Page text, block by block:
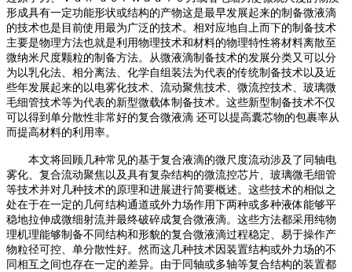
形成具有一定功能形状或结构的产物这是最早发展起来的制备微液滴
的技术也是目前使用最为广泛的技术。 相对应地自上而下的制备技术
主要是物理方法也就是利用物理技术和材料的物理特性将材料离散至
微纳米尺度颗粒的制备方法。
从微液滴制备技术的发展分类又可以分
为以乳化法、相分离法、化学自组装法为代表的传统制备技术以及近
些年发展起来的以电雾化技术、流动聚焦技术、微流控技术、玻璃微
毛细管技术等为代表的新型微载体制备技术。 这些新型制备技术不仅
可以得到单分散性非常好的复合微液滴 还可以提高囊芯物的包裹率从
而提高材料的利用率。
本文将回顾几种常见的基于复合液滴的微尺度流动涉及了同轴电
雾化、复合流动聚焦以及具有复杂结构的微流控芯片、玻璃微毛细管
等技术并对几种技术的原理和进展进行简要概述 。 这些技术的相似之
处在于在一定的几何结构通道或外力场作用下两种或多种液体能够平
稳地拉伸成微细射流并最终破碎成复合微液滴。 这些方法都采用纯物
理机理能够制备不同结构和形貌的复合微液滴过程稳定、易于操作产
物粒径可控、单分散性好。 然而这几种技术因装置结构或外力场的不
同相互之间也存在一定的差异。 由于同轴或多轴等复合结构的装置都